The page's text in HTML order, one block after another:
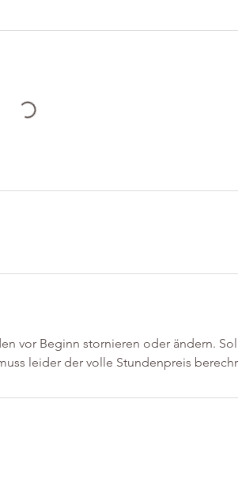
vor Beginn stornieren oder ändern.
leider der volle Stundenpreis